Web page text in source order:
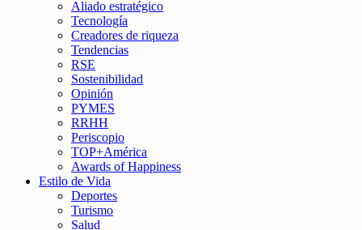
Aliado estratégico
Tecnología
Creadores de riqueza
Tendencias
RSE
Sostenibilidad
Opinión
PYMES
RRHH
Periscopio
TOP+América
Awards of Happiness
Estilo de Vida
Deportes
Turismo
Salud